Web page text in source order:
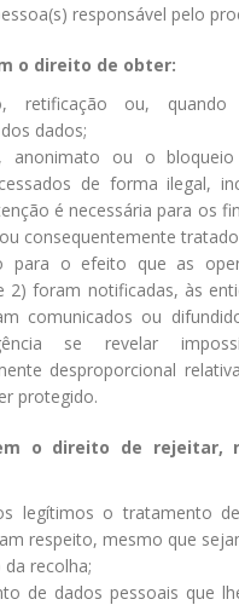
responsável pelo
o direito de obter:
retificação ou, quando
dados;
anonimato ou o
de forma ilegal,
é necessária para os
consequentemente
para o efeito que as
2) foram notificadas, às
comunicados ou
se revelar
desproporcional
protegido.
o direito de rejeitar,
legítimos o tratamento
respeito, mesmo que
recolha;
de dados pessoais que